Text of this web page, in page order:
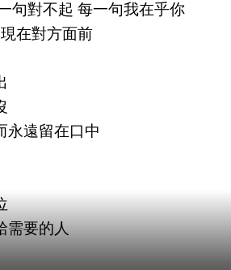
句對不起 每一句我在乎你
在對方面前
永遠留在口中
需要的人